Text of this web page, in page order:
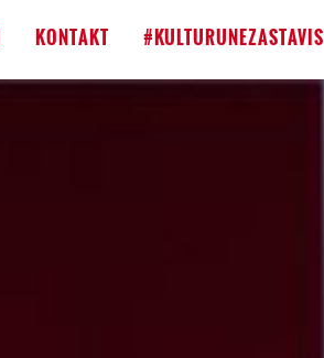
KONTAKT #KULTURUNEZASTAVIS